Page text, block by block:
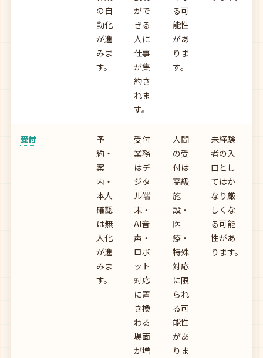
の自
動化
が進
みま
す。
がで
きる
人に
仕事
が集
約さ
れま
す。
る可
能性
があ
りま
す。
受付
予
約・
案
内・
本人
確認
は無
人化
が進
みま
す。
受付
業務
はデ
ジタ
ル端
末・
AI音
声・
ロボ
ット
対応
に置
き換
わる
場面
が増
人間
の受
付は
高級
施
設・
医
療・
特殊
対応
に限
られ
る可
能性
があ
りま
未経験
者の入
口とし
てはか
なり厳
しくな
る可能
性があ
ります。